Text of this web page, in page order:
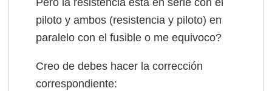
Pero la resistencia esta en serie con el
piloto y ambos (resistencia y piloto) en
paralelo con el fusible o me equivoco?
Creo de debes hacer la corrección
correspondiente: